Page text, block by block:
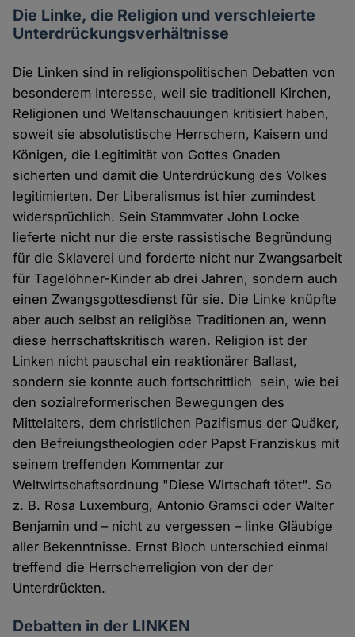
Die Linke, die Religion und verschleierte
Unterdrückungsverhältnisse
Die Linken sind in religionspolitischen Debatten von
besonderem Interesse, weil sie traditionell Kirchen,
Religionen und Weltanschauungen kritisiert haben,
soweit sie absolutistische Herrschern, Kaisern und
Königen, die Legitimität von Gottes Gnaden
sicherten und damit die Unterdrückung des Volkes
legitimierten. Der Liberalismus ist hier zumindest
widersprüchlich. Sein Stammvater John Locke
lieferte nicht nur die erste rassistische Begründung
für die Sklaverei und forderte nicht nur Zwangsarbeit
für Tagelöhner-Kinder ab drei Jahren, sondern auch
einen Zwangsgottesdienst für sie. Die Linke knüpfte
aber auch selbst an religiöse Traditionen an, wenn
diese herrschaftskritisch waren. Religion ist der
Linken nicht pauschal ein reaktionärer Ballast,
sondern sie konnte auch fortschrittlich sein, wie bei
den sozialreformerischen Bewegungen des
Mittelalters, dem christlichen Pazifismus der Quäker,
den Befreiungstheologien oder Papst Franziskus mit
seinem treffenden Kommentar zur
Weltwirtschaftsordnung "Diese Wirtschaft tötet". So
z. B. Rosa Luxemburg, Antonio Gramsci oder Walter
Benjamin und – nicht zu vergessen – linke Gläubige
aller Bekenntnisse. Ernst Bloch unterschied einmal
treffend die Herrscherreligion von der der
Unterdrückten.
Debatten in der LINKEN